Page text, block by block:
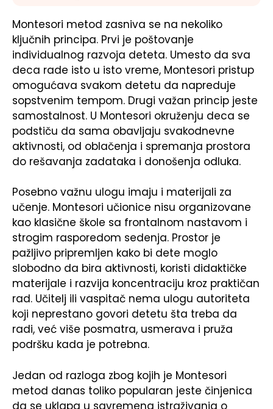
Montesori metod zasniva se na nekoliko
ključnih principa. Prvi je poštovanje
individualnog razvoja deteta. Umesto da sva
deca rade isto u isto vreme, Montesori pristup
omogućava svakom detetu da napreduje
sopstvenim tempom. Drugi važan princip jeste
samostalnost. U Montesori okruženju deca se
podstiču da sama obavljaju svakodnevne
aktivnosti, od oblačenja i spremanja prostora
do rešavanja zadataka i donošenja odluka.
Posebno važnu ulogu imaju i materijali za
učenje. Montesori učionice nisu organizovane
kao klasične škole sa frontalnom nastavom i
strogim rasporedom sedenja. Prostor je
pažljivo pripremljen kako bi dete moglo
slobodno da bira aktivnosti, koristi didaktičke
materijale i razvija koncentraciju kroz praktičan
rad. Učitelj ili vaspitač nema ulogu autoriteta
koji neprestano govori detetu šta treba da
radi, već više posmatra, usmerava i pruža
podršku kada je potrebna.
Jedan od razloga zbog kojih je Montesori
metod danas toliko popularan jeste činjenica
da se uklapa u savremena istraživanja o